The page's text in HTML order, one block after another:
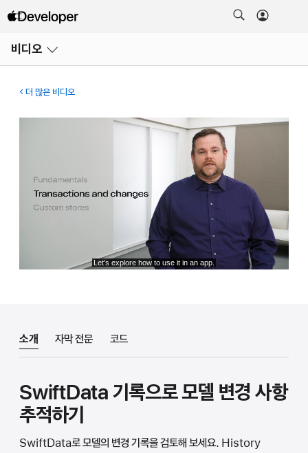
비디오
열기
더 많은 비디오
소개 자막 전문 코드
SwiftData 기록으로 모델 변경 사항
추적하기
SwiftData로 모델의 변경 기록을 검토해 보세요. History